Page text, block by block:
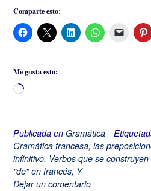
Comparte esto:
Me gusta esto:
Cargando...
Publicada en Gramática
Gramática francesa, las
infinitivo, Verbos que se
"de" en francés, Y
Dejar un comentario